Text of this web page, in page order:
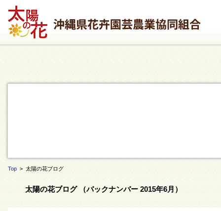
Top > 太陽の花ブログ
太陽の花ブログ （バックナンバー 2015年6月）